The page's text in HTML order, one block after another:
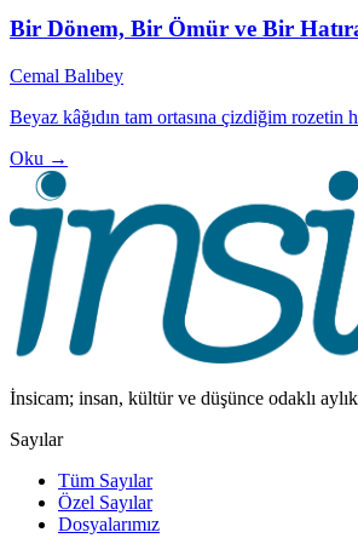
Bir Dönem, Bir Ömür ve Bir
Cemal Balıbey
Beyaz kâğıdın tam ortasına çizdiğim
Oku →
İnsicam; insan, kültür ve düşünce odaklı
Sayılar
Tüm Sayılar
Özel Sayılar
Dosyalarımız